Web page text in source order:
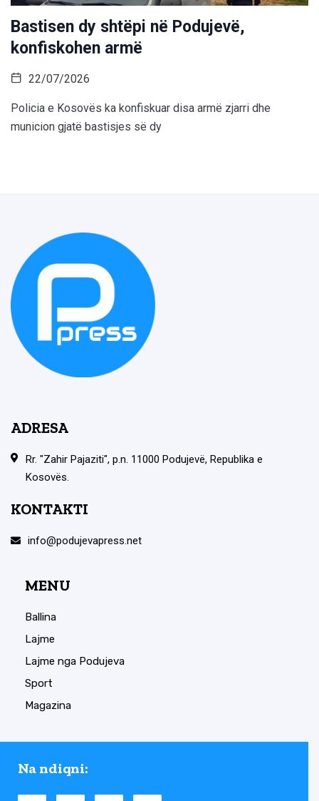
Bastisen dy shtëpi në Podujevë,
konfiskohen armë
22/07/2026
Policia e Kosovës ka konfiskuar disa armë zjarri dhe
municion gjatë bastisjes së dy
ADRESA
Rr. "Zahir Pajaziti", p.n. 11000 Podujevë, Republika e
Kosovës.
KONTAKTI
info@podujevapress.net
MENU
Ballina
Lajme
Lajme nga Podujeva
Sport
Magazina
Na ndiqni: